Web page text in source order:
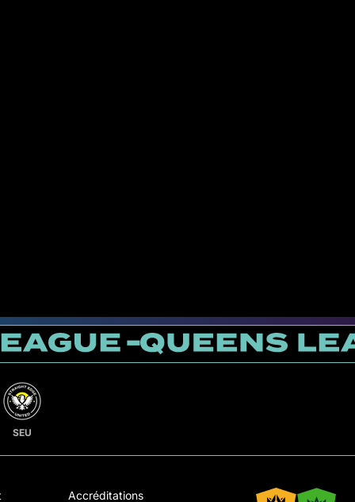
SEU
Accréditations